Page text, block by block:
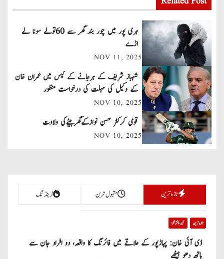
s
t
n
a
v
i
g
o
ہری پور میں چور بند گھر سے 60تولے سونا لے
اڑے
NOV 11, 2025
شہباز شریف کے ہرجانے کے کیس میں عمران خان
کے وکیل کی مہلت کی درخواست منظور
NOV 10, 2025
قومی کرکٹر حسن نوازکےگھربیٹےکی ولادت
NOV 10, 2025
تازہ ترین مقبول ترین ٹرینڈنگ
تازہ ترین خیبر پختونخوا
ڈی آئی خان: پہاڑپور کے علاقے میں فائرنگ کا واقعہ، دو افراد جان سے
ہاتھ دھو بیٹھے